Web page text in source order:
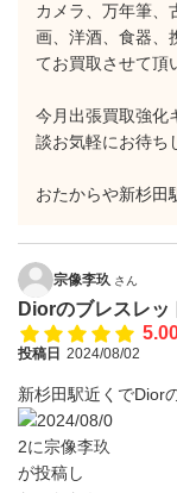
カメラ、万年筆、
画、洋酒、食器、
てお買取させて頂
今月出張買取強化
談お気軽にお待ち
おたからや新杉田
宗像李玖 さん
Diorのブレスレッ
投稿日 2024/08/02
新杉田駅近くでDior